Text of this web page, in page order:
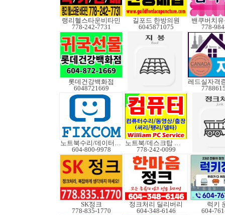
랭리헬스타운비타민
778-242-7731
길포드 한방의원
6045871075
밴쿠버치
778-
롯데건강백화점
6048721669
노트북수리/데이터복구
604-800-9978
노트북/데스크탑 수리
778-242-0099
SK정크
778-835-1770
정크처리 딜리버리
604-348-6146
럭키
604-